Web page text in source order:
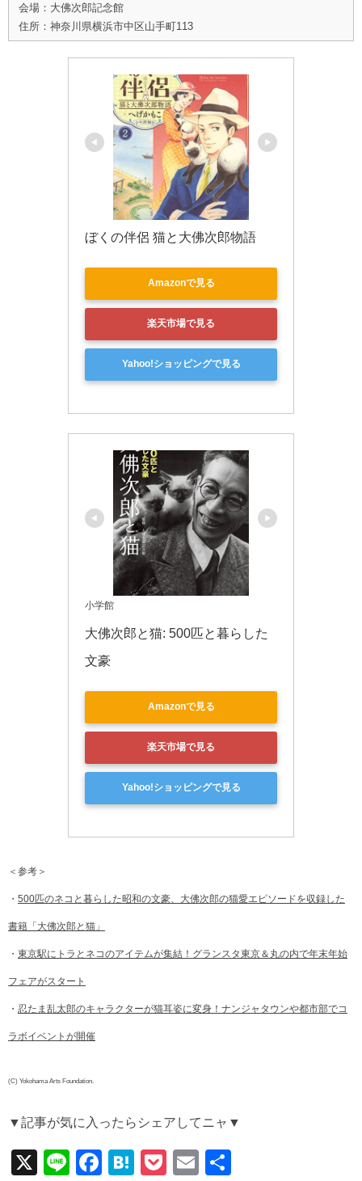
会場：大佛次郎記念館
住所：神奈川県横浜市中区山手町113
ぼくの伴侶 猫と大佛次郎物語
Amazonで見る
楽天市場で見る
Yahoo!ショッピングで見る
小学館
大佛次郎と猫: 500匹と暮らした
文豪
Amazonで見る
楽天市場で見る
Yahoo!ショッピングで見る
＜参考＞
・ 500匹のネコと暮らした昭和の文豪、大佛次郎の猫愛エピソードを収録した
書籍「大佛次郎と猫」
・ 東京駅にトラとネコのアイテムが集結！グランスタ東京＆丸の内で年末年始
フェアがスタート
・ 忍たま乱太郎のキャラクターが猫耳姿に変身！ナンジャタウンや都市部でコ
ラボイベントが開催
(C) Yokohama Arts Foundation.
▼記事が気に入ったらシェアしてニャ▼
X
Li
F
H
P
E